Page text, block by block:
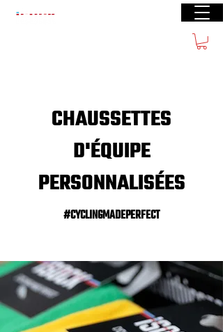
CHAUSSETTES
D'ÉQUIPE
PERSONNALISÉES
#CYCLINGMADEPERFECT